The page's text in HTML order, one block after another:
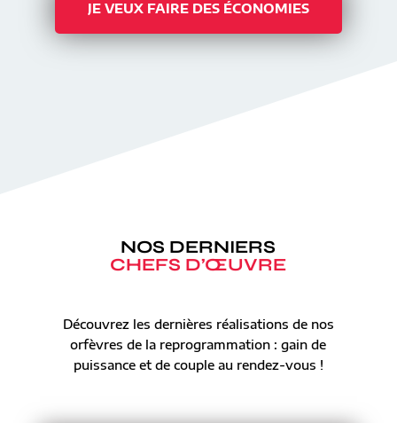
JE VEUX FAIRE DES ÉCONOMIES
NOS DERNIERS
CHEFS D’ŒUVRE
Découvrez les dernières réalisations de nos
orfèvres de la reprogrammation : gain de
puissance et de couple au rendez-vous !